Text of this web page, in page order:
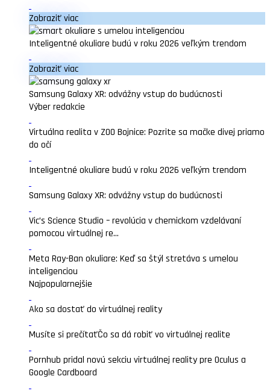
Zobraziť viac
Inteligentné okuliare budú v roku 2026 veľkým trendom
Zobraziť viac
Samsung Galaxy XR: odvážny vstup do budúcnosti
Výber redakcie
Virtuálna realita v ZOO Bojnice: Pozrite sa mačke divej priamo
do očí
Inteligentné okuliare budú v roku 2026 veľkým trendom
Samsung Galaxy XR: odvážny vstup do budúcnosti
Vic’s Science Studio – revolúcia v chemickom vzdelávaní
pomocou virtuálnej re...
Meta Ray-Ban okuliare: Keď sa štýl stretáva s umelou
inteligenciou
Najpopularnejšie
Ako sa dostať do virtuálnej reality
Musíte si prečítaťČo sa dá robiť vo virtuálnej realite
Pornhub pridal novú sekciu virtuálnej reality pre Oculus a
Google Cardboard